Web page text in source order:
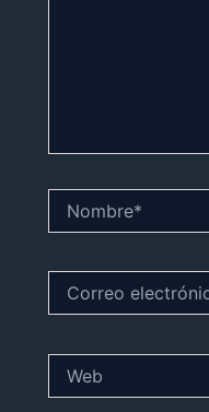
electrónico*